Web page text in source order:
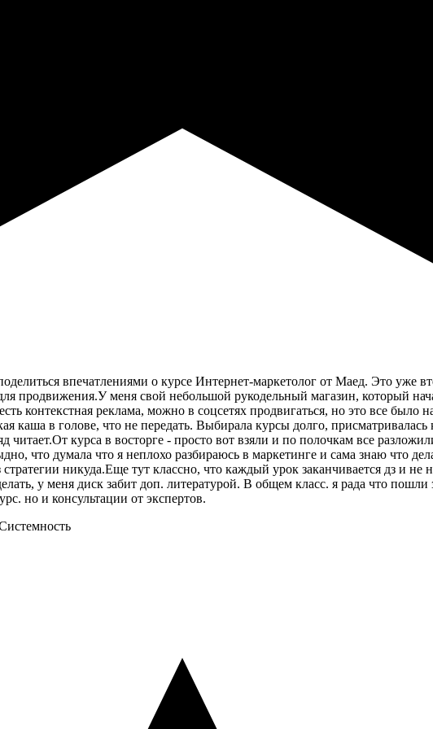
впечатлениями о курсе Интернет-маркетолог от Маед. Это уже
продвижения.У меня свой небольшой рукодельный магазин, который
контекстная реклама, можно в соцсетях продвигаться, но это все было
каша в голове, что не передать. Выбирала курсы долго, присматривалась
курса в восторге - просто вот взяли и по полочкам все
что думала что я неплохо разбираюсь в маркетинге и сама знаю что
никуда.Еще тут классно, что каждый урок заканчивается дз и
у меня диск забит доп. литературой. В общем класс. я рада что
но и консультации от экспертов.